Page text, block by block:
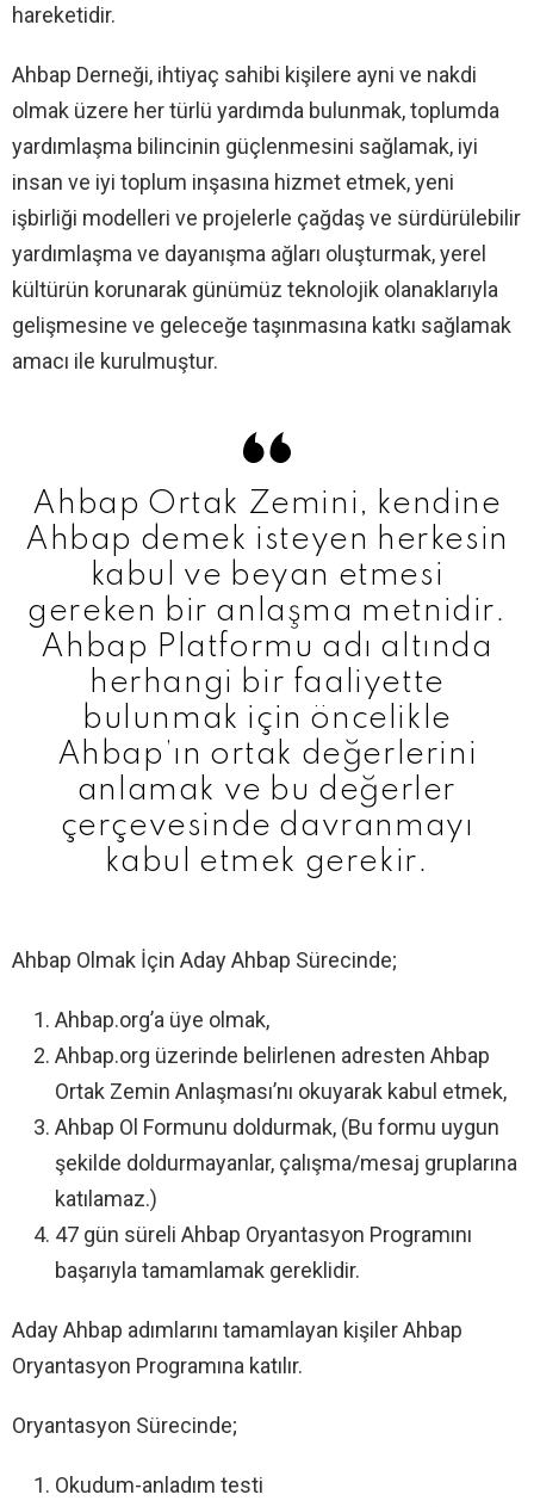
hareketidir.
Ahbap Derneği, ihtiyaç sahibi kişilere ayni ve nakdi
olmak üzere her türlü yardımda bulunmak, toplumda
yardımlaşma bilincinin güçlenmesini sağlamak, iyi
insan ve iyi toplum inşasına hizmet etmek, yeni
işbirliği modelleri ve projelerle çağdaş ve sürdürülebilir
yardımlaşma ve dayanışma ağları oluşturmak, yerel
kültürün korunarak günümüz teknolojik olanaklarıyla
gelişmesine ve geleceğe taşınmasına katkı sağlamak
amacı ile kurulmuştur.
Ahbap Ortak Zemini, kendine
Ahbap demek isteyen herkesin
kabul ve beyan etmesi
gereken bir anlaşma metnidir.
Ahbap Platformu adı altında
herhangi bir faaliyette
bulunmak için öncelikle
Ahbap’ın ortak değerlerini
anlamak ve bu değerler
çerçevesinde davranmayı
kabul etmek gerekir.
Ahbap Olmak İçin Aday Ahbap Sürecinde;
Ahbap.org’a üye olmak,
Ahbap.org üzerinde belirlenen adresten Ahbap
Ortak Zemin Anlaşması’nı okuyarak kabul etmek,
Ahbap Ol Formunu doldurmak, (Bu formu uygun
şekilde doldurmayanlar, çalışma/mesaj gruplarına
katılamaz.)
47 gün süreli Ahbap Oryantasyon Programını
başarıyla tamamlamak gereklidir.
Aday Ahbap adımlarını tamamlayan kişiler Ahbap
Oryantasyon Programına katılır.
Oryantasyon Sürecinde;
Okudum-anladım testi